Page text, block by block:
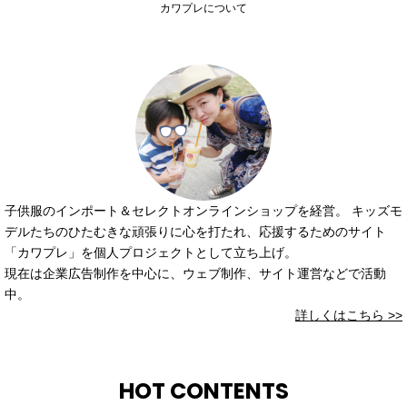
カワプレについて
子供服のインポート＆セレクトオンラインショップを経営。 キッズモ
デルたちのひたむきな頑張りに心を打たれ、応援するためのサイト
「カワプレ」を個人プロジェクトとして立ち上げ。
現在は企業広告制作を中心に、ウェブ制作、サイト運営などで活動
中。
詳しくはこちら >>
HOT CONTENTS